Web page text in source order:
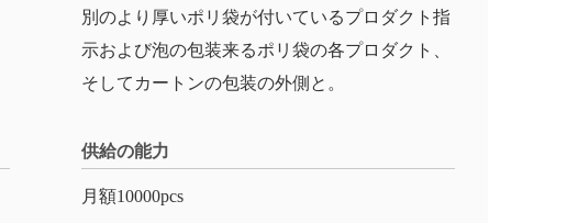
別のより厚いポリ袋が付いているプロダクト指
示および泡の包装来るポリ袋の各プロダクト、
そしてカートンの包装の外側と。
供給の能力
月額10000pcs